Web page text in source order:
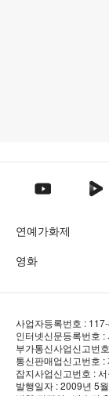
텐아시아 유튜브
텐
연예가화제
영화
사업자등록번호 :
인터넷신문등록번호 :
부가통신사업신고번
통신판매업신고번호
잡지사업신고번호 :
발행일자 : 2009년 5